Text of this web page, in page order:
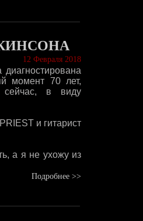
12 Февраля 2018
момент 70 лет,
в виду
и гитарист
а я не ухожу из
Подробнее >>